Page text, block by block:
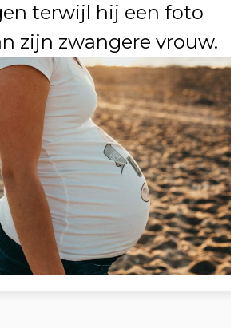
terwijl hij een foto
zijn zwangere vrouw.